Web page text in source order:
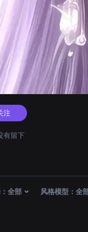
注
有留下
全部 风格模型： 全